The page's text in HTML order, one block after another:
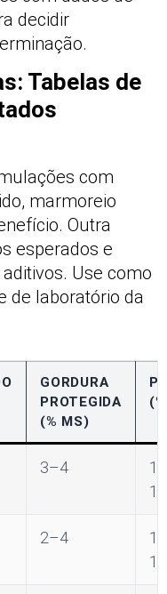
decidir
Tabelas de
com
marmoreio
Outra
esperados e
Use como
de laboratório da
GORDURA
PROTEGIDA
(% MS)
3–4
13
2–4
14